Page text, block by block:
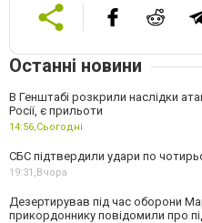
Останні новини
В Генштабі розкрили наслідки
Росії, є прильоти
14:56,Сьогодні
СБС підтвердили удари по
19:31,Вчора
Дезертирував під час оборони
прикордоннику повідомили про